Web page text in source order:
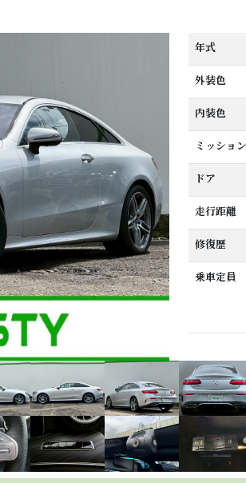
年式
外装色
内装色
ミッション
ドア
走行距離
修復歴
乗車定員